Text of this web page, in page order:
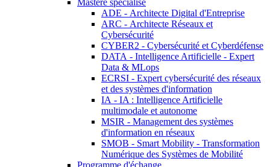
Mastère spécialisé
ADE - Architecte Digital d'Entreprise
ARC - Architecte Réseaux et
Cybersécurité
CYBER2 - Cybersécurité et Cyberdéfense
DATA - Intelligence Artificielle - Expert
Data & MLops
ECRSI - Expert cybersécurité des réseaux
et des systèmes d'information
IA - IA : Intelligence Artificielle
multimodale et autonome
MSIR - Management des systèmes
d'information en réseaux
SMOB - Smart Mobility - Transformation
Numérique des Systèmes de Mobilité
Programme d'échange